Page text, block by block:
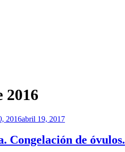
2016
2016abril 19, 2017
Congelación de óvulos.